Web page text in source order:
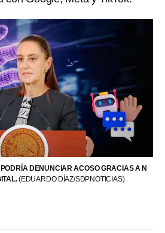
DENUNCIAR ACOSO GRACIAS A N
(EDUARDO DÍAZ/SDPNOTICIAS)